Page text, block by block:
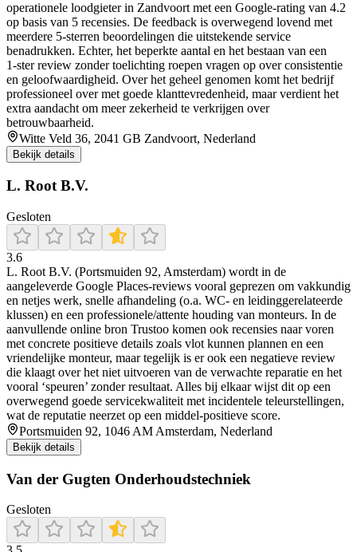
operationele loodgieter in Zandvoort met een Google-rating van 4.2
op basis van 5 recensies. De feedback is overwegend lovend met
meerdere 5‑sterren beoordelingen die uitstekende service
benadrukken. Echter, het beperkte aantal en het bestaan van een
1‑ster review zonder toelichting roepen vragen op over consistentie
en geloofwaardigheid. Over het geheel genomen komt het bedrijf
professioneel over met goede klanttevredenheid, maar verdient het
extra aandacht om meer zekerheid te verkrijgen over
betrouwbaarheid.
Witte Veld 36, 2041 GB Zandvoort, Nederland
Bekijk details
L. Root B.V.
Gesloten
3.6
L. Root B.V. (Portsmuiden 92, Amsterdam) wordt in de
aangeleverde Google Places-reviews vooral geprezen om vakkundig
en netjes werk, snelle afhandeling (o.a. WC- en leidinggerelateerde
klussen) en een professionele/attente houding van monteurs. In de
aanvullende online bron Trustoo komen ook recensies naar voren
met concrete positieve details zoals vlot kunnen plannen en een
vriendelijke monteur, maar tegelijk is er ook een negatieve review
die klaagt over het niet uitvoeren van de verwachte reparatie en het
vooral ‘speuren’ zonder resultaat. Alles bij elkaar wijst dit op een
overwegend goede servicekwaliteit met incidentele teleurstellingen,
wat de reputatie neerzet op een middel-positieve score.
Portsmuiden 92, 1046 AM Amsterdam, Nederland
Bekijk details
Van der Gugten Onderhoudstechniek
Gesloten